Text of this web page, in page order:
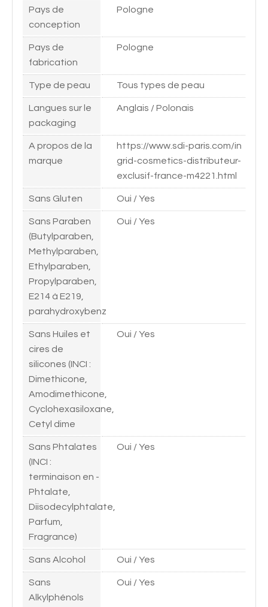
Pays de
conception
Pologne
Pays de
fabrication
Pologne
Type de peau Tous types de peau
Langues sur le
packaging
Anglais / Polonais
A propos de la
marque
https://www.sdi-paris.com/in
grid-cosmetics-distributeur-
exclusif-france-m4221.html
Sans Gluten Oui / Yes
Sans Paraben
(Butylparaben,
Methylparaben,
Ethylparaben,
Propylparaben,
E214 à E219,
parahydroxybenz
Oui / Yes
Sans Huiles et
cires de
silicones (INCI :
Dimethicone,
Amodimethicone,
Cyclohexasiloxane,
Cetyl dime
Oui / Yes
Sans Phtalates
(INCI :
terminaison en -
Phtalate,
Diisodecylphtalate,
Parfum,
Fragrance)
Oui / Yes
Sans Alcohol Oui / Yes
Sans
Alkylphénols
Oui / Yes